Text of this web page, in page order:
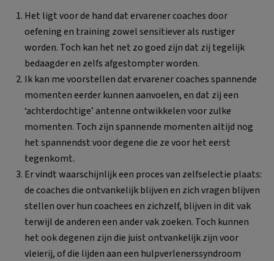
Het ligt voor de hand dat ervarener coaches door
oefening en training zowel sensitiever als rustiger
worden. Toch kan het net zo goed zijn dat zij tegelijk
bedaagder en zelfs afgestompter worden.
Ik kan me voorstellen dat ervarener coaches spannende
momenten eerder kunnen aanvoelen, en dat zij een
‘achterdochtige’ antenne ontwikkelen voor zulke
momenten. Toch zijn spannende momenten altijd nog
het spannendst voor degene die ze voor het eerst
tegenkomt.
Er vindt waarschijnlijk een proces van zelfselectie plaats:
de coaches die ontvankelijk blijven en zich vragen blijven
stellen over hun coachees en zichzelf, blijven in dit vak
terwijl de anderen een ander vak zoeken. Toch kunnen
het ook degenen zijn die juist ontvankelijk zijn voor
vleierij, of die lijden aan een hulpverlenerssyndroom